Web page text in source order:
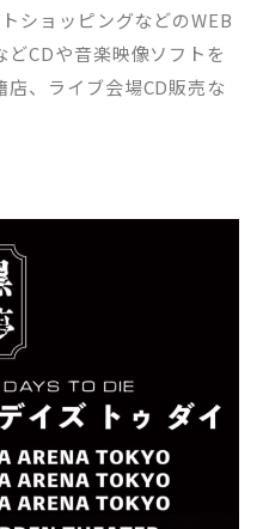
ショッピングなどのWEB
CDや音楽映像ソフトを
、ライブ会場CD販売な